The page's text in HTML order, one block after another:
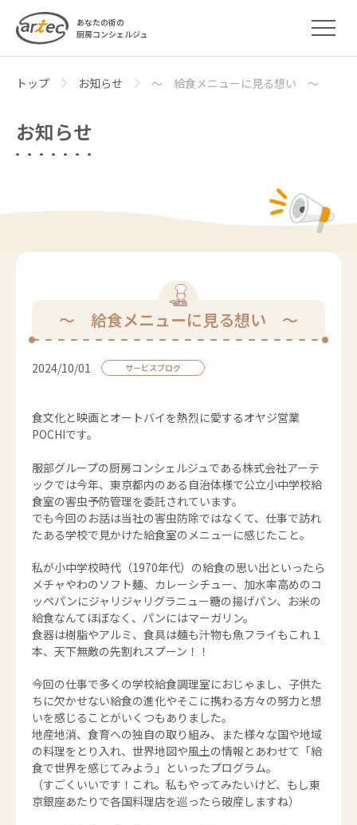
あなたの街の
厨房コンシェルジュ
トップ お知らせ ～ 給食メニューに見る想い ～
お知らせ
～ 給食メニューに見る想い ～
2024/10/01 サービスブログ
食文化と映画とオートバイを熱烈に愛するオヤジ営業
POCHIです。
服部グループの厨房コンシェルジュである株式会社アーテ
ックでは今年、東京都内のある自治体様で公立小中学校給
食室の害虫予防管理を委託されています。
でも今回のお話は当社の害虫防除ではなくて、仕事で訪れ
たある学校で見かけた給食室のメニューに感じたこと。
私が小中学校時代（1970年代）の給食の思い出といったら
メチャやわのソフト麺、カレーシチュー、加水率高めのコ
ッペパンにジャリジャリグラニュー糖の揚げパン、お米の
給食なんてほぼなく、パンにはマーガリン。
食器は樹脂やアルミ、食具は麺も汁物も魚フライもこれ１
本、天下無敵の先割れスプーン！！
今回の仕事で多くの学校給食調理室におじゃまし、子供た
ちに欠かせない給食の進化やそこに携わる方々の努力と想
いを感じることがいくつもありました。
地産地消、食育への独自の取り組み、また様々な国や地域
の料理をとり入れ、世界地図や風土の情報とあわせて「給
食で世界を感じてみよう」といったプログラム。
（すごくいいです！これ。私もやってみたいけど、もし東
京銀座あたりで各国料理店を巡ったら破産しますね）